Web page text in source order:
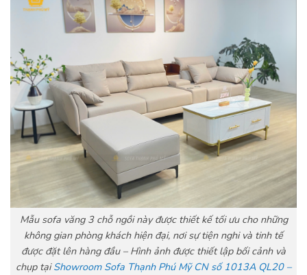
Mẫu sofa văng 3 chỗ ngồi này được thiết kế tối ưu cho những
không gian phòng khách hiện đại, nơi sự tiện nghi và tinh tế
được đặt lên hàng đầu – Hình ảnh được thiết lập bối cảnh và
chụp tạiShowroom Sofa Thạnh Phú Mỹ CN số 1013A QL20 –